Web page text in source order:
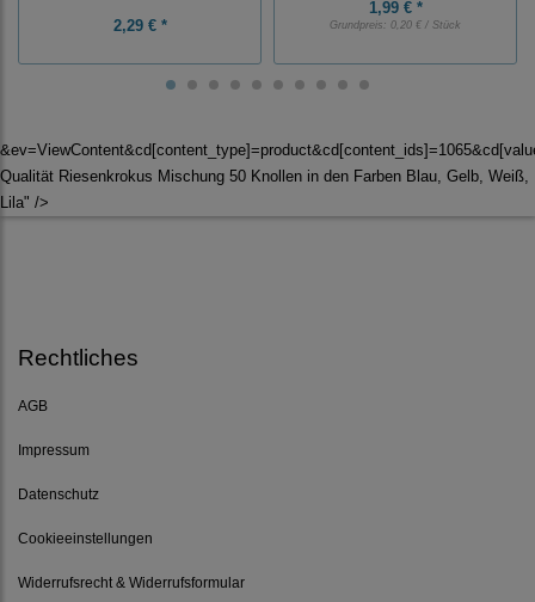
2,29 € *
1,99 € *
Grundpreis: 0,20 € / Stück
Qualität Riesenkrokus Mischung 50 Knollen in den Farben Blau, Gelb, Weiß,
Lila" />
Rechtliches
AGB
Impressum
Datenschutz
Cookieeinstellungen
Widerrufsrecht & Widerrufsformular